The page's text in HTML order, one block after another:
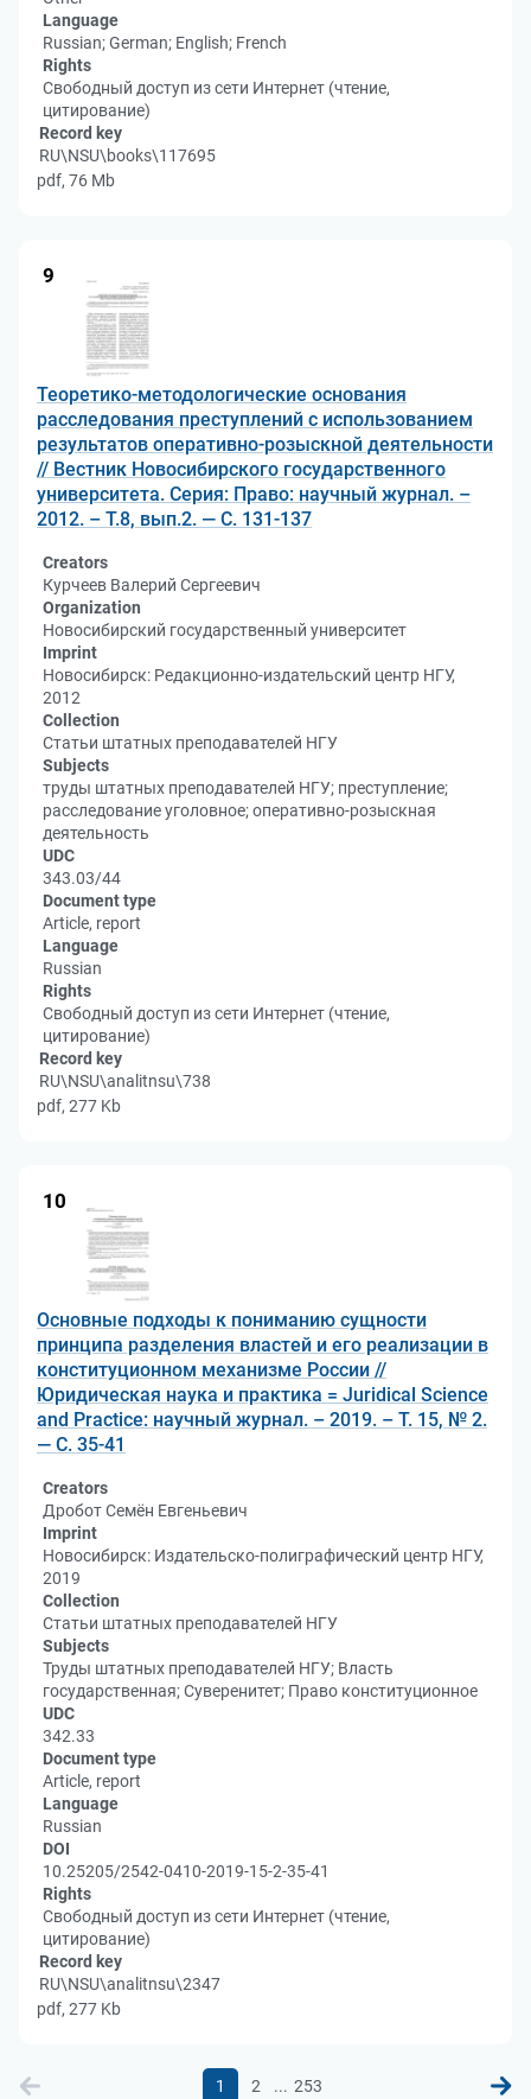
Language
Russian; German; English; French
Rights
Свободный доступ из сети Интернет (чтение,
цитирование)
Record key
RU\NSU\books\117695
pdf, 76 Mb
9
Теоретико-методологические основания
расследования преступлений с использованием
результатов оперативно-розыскной деятельности
// Вестник Новосибирского государственного
университета. Серия: Право: научный журнал. –
2012. – Т.8, вып.2. — С. 131-137
Creators
Курчеев Валерий Сергеевич
Organization
Новосибирский государственный университет
Imprint
Новосибирск: Редакционно-издательский центр НГУ,
2012
Collection
Статьи штатных преподавателей НГУ
Subjects
труды штатных преподавателей НГУ; преступление;
расследование уголовное; оперативно-розыскная
деятельность
UDC
343.03/44
Document type
Article, report
Language
Russian
Rights
Свободный доступ из сети Интернет (чтение,
цитирование)
Record key
RU\NSU\analitnsu\738
pdf, 277 Kb
10
Основные подходы к пониманию сущности
принципа разделения властей и его реализации в
конституционном механизме России //
Юридическая наука и практика = Juridical Science
and Practice: научный журнал. – 2019. – Т. 15, № 2.
— С. 35-41
Creators
Дробот Семён Евгеньевич
Imprint
Новосибирск: Издательско-полиграфический центр НГУ,
2019
Collection
Статьи штатных преподавателей НГУ
Subjects
Труды штатных преподавателей НГУ; Власть
государственная; Суверенитет; Право конституционное
UDC
342.33
Document type
Article, report
Language
Russian
DOI
10.25205/2542-0410-2019-15-2-35-41
Rights
Свободный доступ из сети Интернет (чтение,
цитирование)
Record key
RU\NSU\analitnsu\2347
pdf, 277 Kb
1 2 ... 253